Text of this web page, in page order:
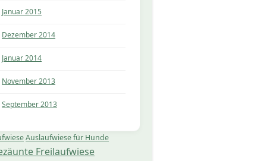
Januar 2015
Dezember 2014
Januar 2014
November 2013
September 2013
Auslaufwiese für Hunde
Freilaufwiese